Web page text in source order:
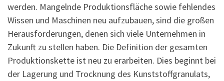
werden. Mangelnde Produktionsfläche sowie fehlendes
Wissen und Maschinen neu aufzubauen, sind die großen
Herausforderungen, denen sich viele Unternehmen in
Zukunft zu stellen haben. Die Definition der gesamten
Produktionskette ist neu zu erarbeiten. Dies beginnt bei
der Lagerung und Trocknung des Kunststoffgranulats,